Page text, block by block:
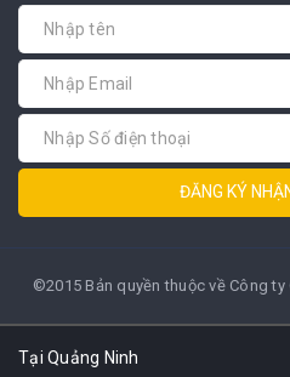
ĐĂNG KÝ
©2015 Bản quyền thuộc về Công
Tại Quảng Ninh